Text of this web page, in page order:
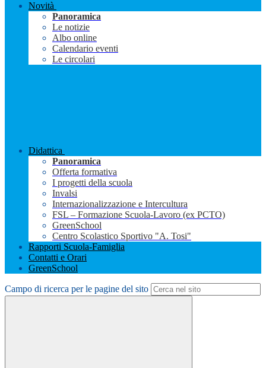
Novità
Panoramica
Le notizie
Albo online
Calendario eventi
Le circolari
Didattica
Panoramica
Offerta formativa
I progetti della scuola
Invalsi
Internazionalizzazione e Intercultura
FSL – Formazione Scuola-Lavoro (ex PCTO)
GreenSchool
Centro Scolastico Sportivo "A. Tosi"
Rapporti Scuola-Famiglia
Contatti e Orari
GreenSchool
Campo di ricerca per le pagine del sito